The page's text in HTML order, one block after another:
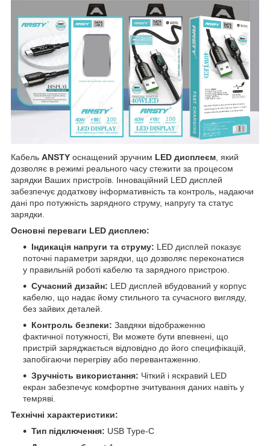
Кабель ANSTY оснащений зручним LED дисплеєм , який
дозволяє в режимі реального часу стежити за процесом
зарядки Ваших пристроїв. Інноваційний LED дисплей
забезпечує додаткову інформативність та контроль, надаючи
дані про потужність зарядного струму, напругу та статус
зарядки.
Основні переваги LED дисплею:
Індикація напруги та струму: LED дисплей показує
поточні параметри зарядки, що дозволяє переконатися
у правильній роботі кабелю та зарядного пристрою.
Сучасний дизайн: LED дисплей вбудований у корпус
кабелю, що надає йому стильного та сучасного вигляду,
без зайвих деталей.
Контроль безпеки: Завдяки відображенню
фактичної потужності, Ви можете бути впевнені, що
пристрій заряджається відповідно до його специфікацій,
запобігаючи перегріву або перевантаженню.
Зручність використання: Чіткий і яскравий LED
екран забезпечує комфортне зчитування даних навіть у
темряві.
Технічні характеристики:
Тип підключення: USB Type-C